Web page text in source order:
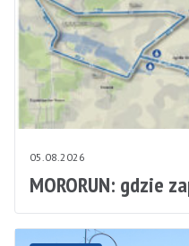
05.08.2026
MORORUN: gdzie